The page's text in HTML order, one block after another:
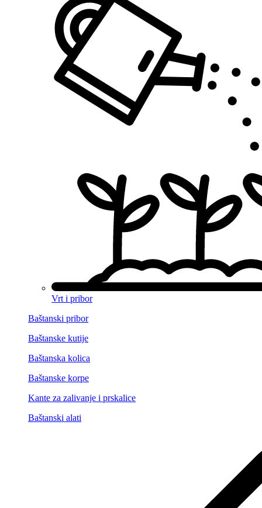
Vrt i pribor
Baštanski pribor
Baštanske kutije
Baštanska kolica
Baštanske korpe
Kante za zalivanje i prskalice
Baštanski alati